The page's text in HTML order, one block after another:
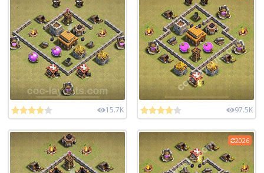
15.7K 97.5K
2026